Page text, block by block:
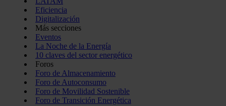
Eficiencia
Digitalización
Más secciones
Eventos
La Noche de la Energía
10 claves del sector energético
Foros
Foro de Almacenamiento
Foro de Autoconsumo
Foro de Movilidad Sostenible
Foro de Transición Energética